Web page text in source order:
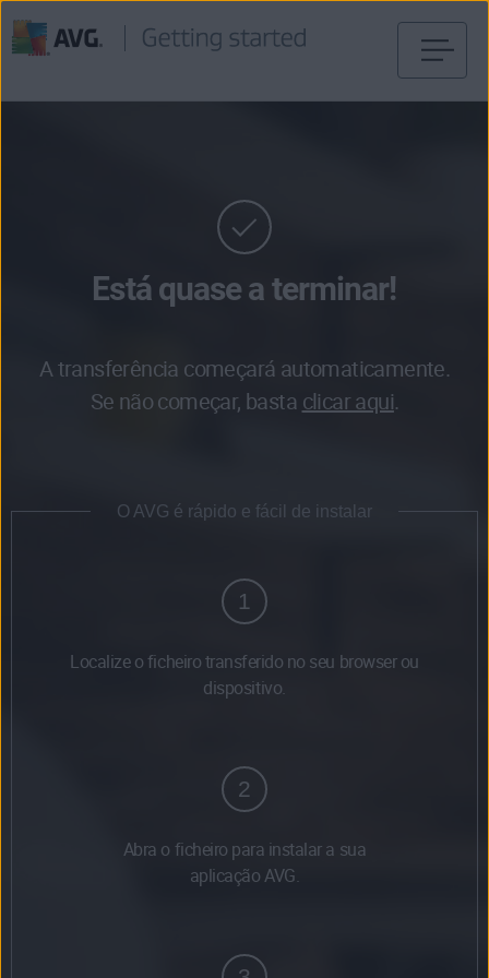
Está quase a terminar!
A transferência começará automaticamente.
Se não começar, basta clicar aqui.
O AVG é rápido e fácil de instalar
1
Localize o ficheiro transferido no seu browser ou
dispositivo.
2
Abra o ficheiro para instalar a sua
aplicação AVG.